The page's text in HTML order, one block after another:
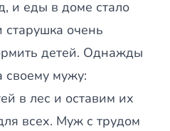
и еды в доме стало
старушка очень
детей. Однажды
своему мужу:
в лес и оставим их
всех. Муж с трудом